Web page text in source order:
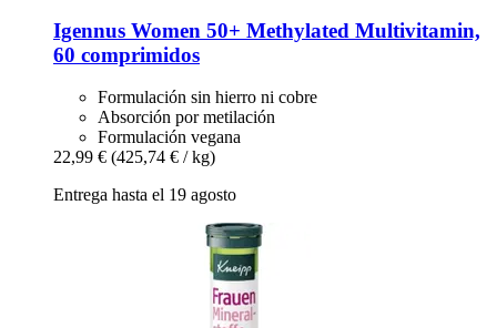
Igennus Women 50+ Methylated Multivitamin,
60 comprimidos
Formulación sin hierro ni cobre
Absorción por metilación
Formulación vegana
22,99 € (425,74 € / kg)
Entrega hasta el 19 agosto